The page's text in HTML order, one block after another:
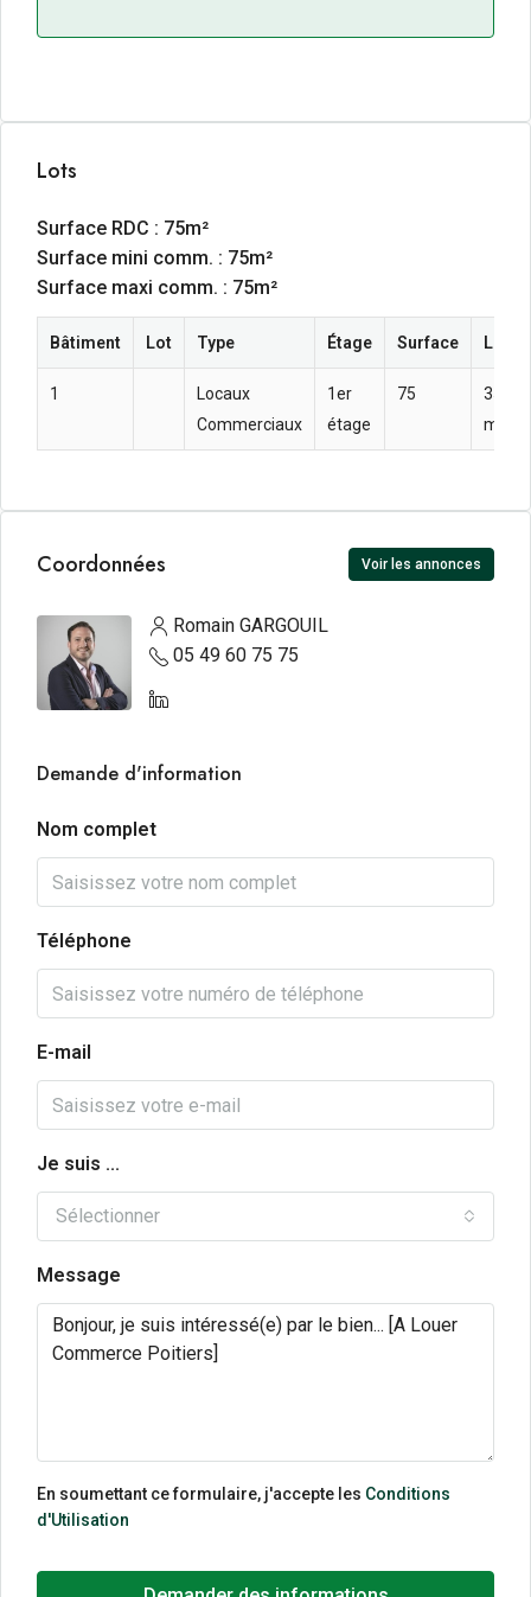
Lots
Surface RDC : 75m²
Surface mini comm. : 75m²
Surface maxi comm. : 75m²
Bâtiment Lot Type Étage Surface
1
Locaux
Commerciaux
1er
étage
75
350 
m² an
Coordonnées Voir les annonces
Romain GARGOUIL
05 49 60 75 75
Demande d'information
Nom complet
Téléphone
E-mail
Je suis ...
Sélectionner
Message
En soumettant ce formulaire, j'accepte les Conditions
d'Utilisation